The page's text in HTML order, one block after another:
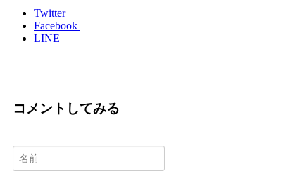
Twitter
Facebook
LINE
コメントしてみる